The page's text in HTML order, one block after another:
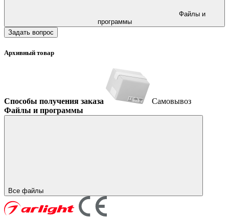
программы
Задать вопрос
Архивный товар
Способы получения заказа
Самовывоз
Файлы и программы
Все файлы